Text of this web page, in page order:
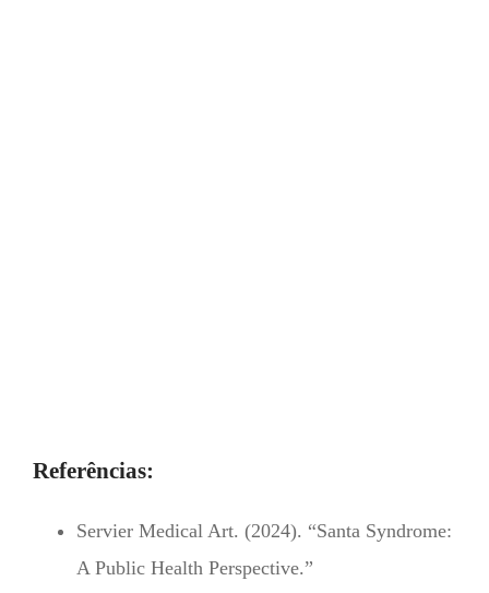
Referências:
Servier Medical Art. (2024). “Santa Syndrome:
A Public Health Perspective.”